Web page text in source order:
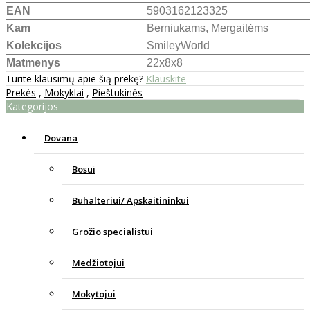
EAN
5903162123325
Kam
Berniukams, Mergaitėms
Kolekcijos
SmileyWorld
Matmenys
22x8x8
Turite klausimų apie šią prekę? Klauskite
Prekės , Mokyklai , Pieštukinės
Kategorijos
Dovana
Bosui
Buhalteriui/ Apskaitininkui
Grožio specialistui
Medžiotojui
Mokytojui